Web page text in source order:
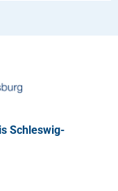
Schleswig-